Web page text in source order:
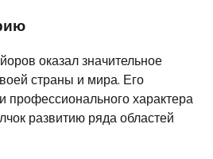
оказал значительное
страны и мира. Его
профессионального характера
развитию ряда областей